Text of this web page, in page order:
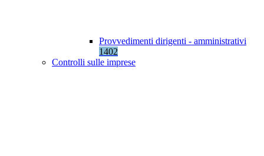
Provvedimenti dirigenti - amministrativi
1402
Controlli sulle imprese